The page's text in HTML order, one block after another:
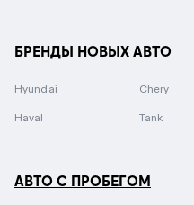
БРЕНДЫ НОВЫХ АВТО
Hyundai Chery
Haval Tank
АВТО С ПРОБЕГОМ